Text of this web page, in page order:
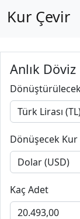
Kur Çevir
Anlık
Dönüşecek Kur
Kaç Adet